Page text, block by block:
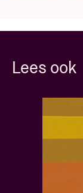
Lees ook